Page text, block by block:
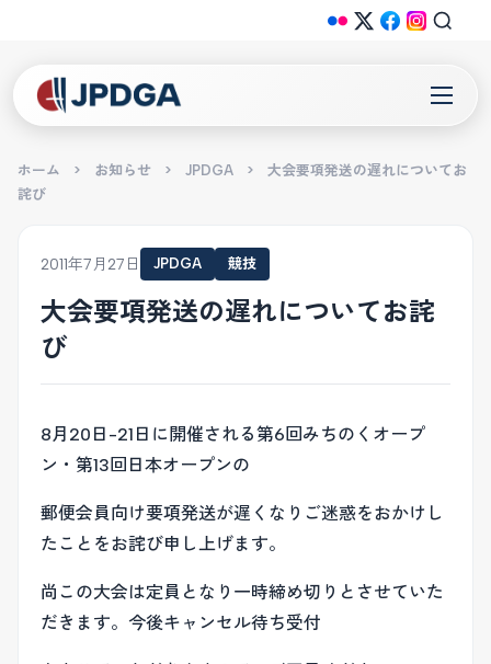
ホーム > お知らせ > JPDGA >
大会要項発送の遅れについてお
詫び
2011年7月27日 JPDGA 競技
大会要項発送の遅れについてお詫
び
8月20日-21日に開催される第6回みちのくオープ
ン・第13回日本オープンの
郵便会員向け要項発送が遅くなりご迷惑をおかけし
たことをお詫び申し上げます。
尚この大会は定員となり一時締め切りとさせていた
だきます。今後キャンセル待ち受付